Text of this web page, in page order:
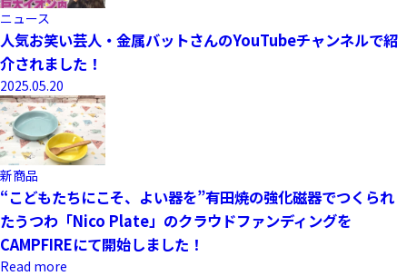
ニュース
人気お笑い芸人・金属バットさんのYouTubeチャンネルで紹
介されました！
2025.05.20
新商品
“こどもたちにこそ、よい器を”有田焼の強化磁器でつくられ
たうつわ「Nico Plate」のクラウドファンディングを
CAMPFIREにて開始しました！
Read more